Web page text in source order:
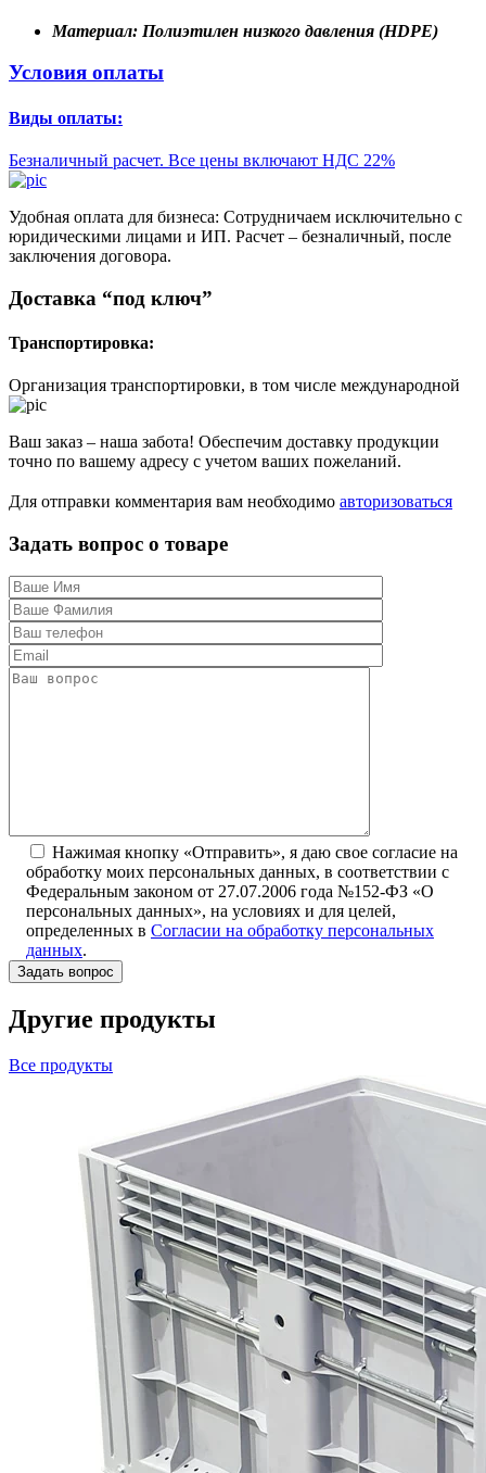
Материал: Полиэтилен низкого давления (HDPE)
Условия оплаты
Виды оплаты:
Безналичный расчет. Все цены включают НДС 22%
Удобная оплата для бизнеса: Сотрудничаем исключительно с
юридическими лицами и ИП. Расчет – безналичный, после
заключения договора.
Доставка “под ключ”
Транспортировка:
Организация транспортировки, в том числе международной
Ваш заказ – наша забота! Обеспечим доставку продукции
точно по вашему адресу с учетом ваших пожеланий.
Для отправки комментария вам необходимо авторизоваться
Задать вопрос о товаре
Нажимая кнопку «Отправить», я даю свое согласие на
обработку моих персональных данных, в соответствии с
Федеральным законом от 27.07.2006 года №152-ФЗ «О
персональных данных», на условиях и для целей,
определенных в Согласии на обработку персональных
данных.
Другие продукты
Все продукты